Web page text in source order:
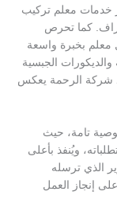
خدمات معلم تركيب
كما تحرص
معلم بخبرة واسعة
والديكورات الجبسية
شركة الرحمة يعكس
تامة، حيث
ويُنفذ بأعلى
الذي ترسله
إنجاز العمل